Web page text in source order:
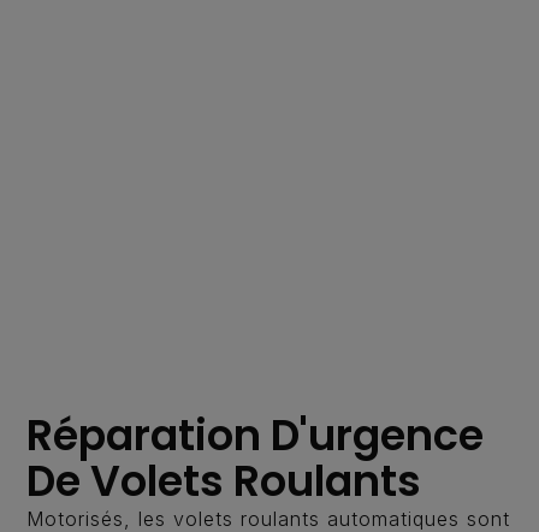
Réparation D'urgence
De Volets Roulants
Motorisés, les volets roulants automatiques sont